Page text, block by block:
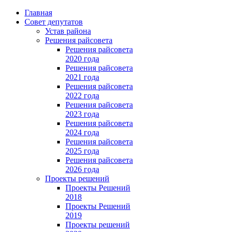
Главная
Совет депутатов
Устав района
Решения райсовета
Решения райсовета
2020 года
Решения райсовета
2021 года
Решения райсовета
2022 года
Решения райсовета
2023 года
Решения райсовета
2024 года
Решения райсовета
2025 года
Решения райсовета
2026 года
Проекты решений
Проекты Решений
2018
Проекты Решений
2019
Проекты решений